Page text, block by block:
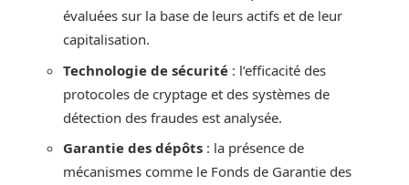
évaluées sur la base de leurs actifs et de leur
capitalisation.
Technologie de sécurité : l’efficacité des
protocoles de cryptage et des systèmes de
détection des fraudes est analysée.
Garantie des dépôts : la présence de
mécanismes comme le Fonds de Garantie des